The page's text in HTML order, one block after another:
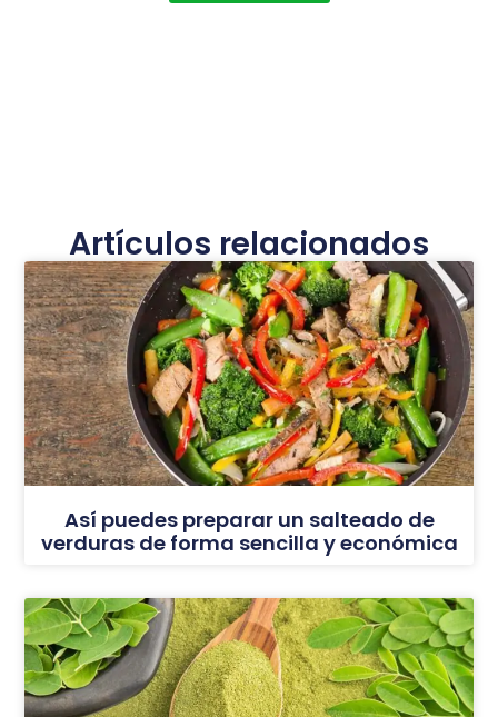
Artículos relacionados
Así puedes preparar un salteado de
verduras de forma sencilla y económica